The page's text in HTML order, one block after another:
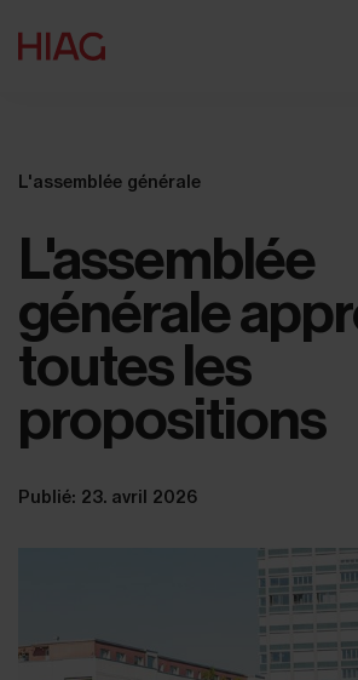
L'assemblée générale
L'assemblée
générale
toutes les
propositions
Publié: 23. avril 2026